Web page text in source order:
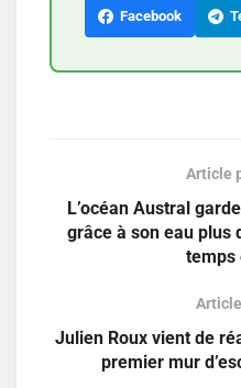
Facebook
Article
L’océan Austral
grâce à son eau plus
temps
Julien Roux vient de
premier mur